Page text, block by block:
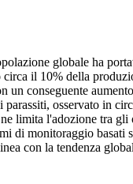
globale ha
il 10% della
un conseguente
osservato in
limita l'adozione tra
di monitoraggio
con la tendenza